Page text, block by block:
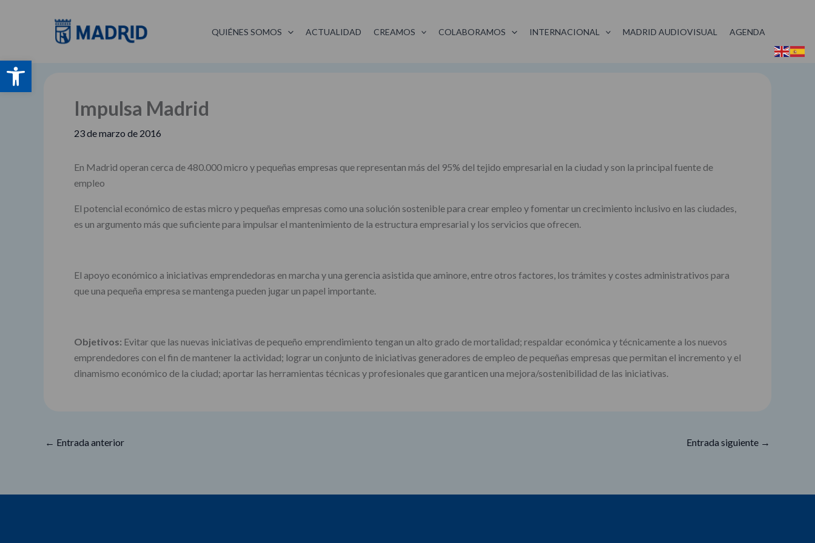
Abrir barra de herramientas
QUIÉNES SOMOS ACTUALIDAD CREAMOS COLABORAMOS INTERNACIONAL MADRID AUDIOVISUAL AGENDA
Impulsa Madrid
23 de marzo de 2016
En Madrid operan cerca de 480.000 micro y pequeñas empresas que representan más del 95% del tejido empresarial en la ciudad y son la principal fuente de
empleo
El potencial económico de estas micro y pequeñas empresas como una solución sostenible para crear empleo y fomentar un crecimiento inclusivo en las ciudades,
es un argumento más que suficiente para impulsar el mantenimiento de la estructura empresarial y los servicios que ofrecen.
El apoyo económico a iniciativas emprendedoras en marcha y una gerencia asistida que aminore, entre otros factores, los trámites y costes administrativos para
que una pequeña empresa se mantenga pueden jugar un papel importante.
Objetivos: Evitar que las nuevas iniciativas de pequeño emprendimiento tengan un alto grado de mortalidad; respaldar económica y técnicamente a los nuevos
emprendedores con el fin de mantener la actividad; lograr un conjunto de iniciativas generadores de empleo de pequeñas empresas que permitan el incremento y el
dinamismo económico de la ciudad; aportar las herramientas técnicas y profesionales que garanticen una mejora/sostenibilidad de las iniciativas.
← Entrada anterior Entrada siguiente →